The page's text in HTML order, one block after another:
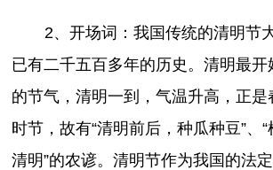
2、开场词：我国传统的清明节
已有二千五百多年的历史。清明最
的节气，清明一到，气温升高，正
时节，故有“清明前后，种瓜种豆”、
清明”的农谚。清明节作为我国的法